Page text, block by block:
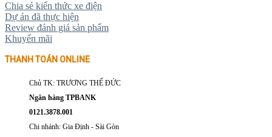
Chia sẻ kiến thức xe điện
Dự án đã thực hiện
Review đánh giá sản phẩm
Khuyến mãi
THANH TOÁN ONLINE
Chủ TK: TRƯƠNG THẾ ĐỨC
Ngân hàng TPBANK
0121.3878.001
Chi nhánh: Gia Định - Sài Gòn